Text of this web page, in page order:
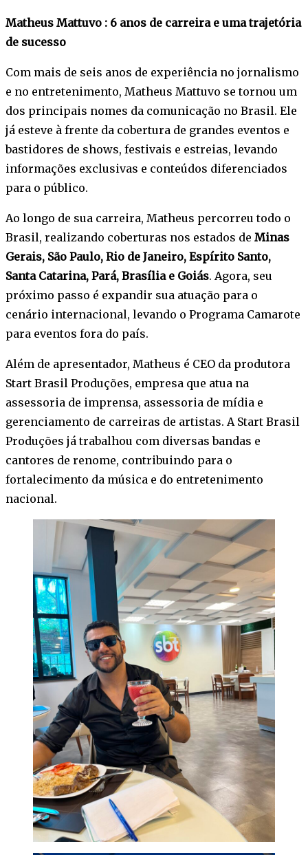
Matheus Mattuvo : 6 anos de carreira e uma trajetória
de sucesso
Com mais de seis anos de experiência no jornalismo
e no entretenimento, Matheus Mattuvo se tornou um
dos principais nomes da comunicação no Brasil. Ele
já esteve à frente da cobertura de grandes eventos e
bastidores de shows, festivais e estreias, levando
informações exclusivas e conteúdos diferenciados
para o público.
Ao longo de sua carreira, Matheus percorreu todo o
Brasil, realizando coberturas nos estados de Minas
Gerais, São Paulo, Rio de Janeiro, Espírito Santo,
Santa Catarina, Pará, Brasília e Goiás. Agora, seu
próximo passo é expandir sua atuação para o
cenário internacional, levando o Programa Camarote
para eventos fora do país.
Além de apresentador, Matheus é CEO da produtora
Start Brasil Produções, empresa que atua na
assessoria de imprensa, assessoria de mídia e
gerenciamento de carreiras de artistas. A Start Brasil
Produções já trabalhou com diversas bandas e
cantores de renome, contribuindo para o
fortalecimento da música e do entretenimento
nacional.